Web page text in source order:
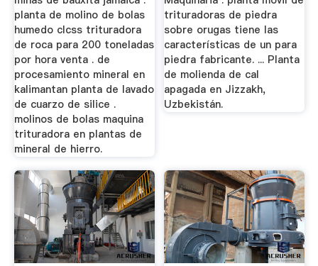
planta de molino de bolas
humedo clcss trituradora
de roca para 200 toneladas
por hora venta . de
procesamiento mineral en
kalimantan planta de lavado
de cuarzo de silice .
molinos de bolas maquina
trituradora en plantas de
mineral de hierro.
trituradoras de piedra
sobre orugas tiene las
características de un para
piedra fabricante. ... Planta
de molienda de cal
apagada en Jizzakh,
Uzbekistán.